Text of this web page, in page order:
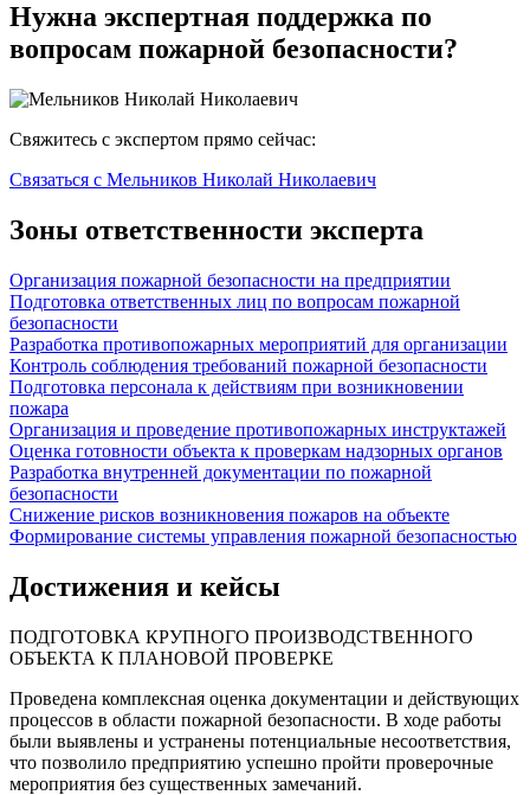
Нужна экспертная поддержка по
вопросам пожарной безопасности?
Свяжитесь с экспертом прямо сейчас:
Связаться с Мельников Николай Николаевич
Зоны ответственности эксперта
Организация пожарной безопасности на предприятии
Подготовка ответственных лиц по вопросам пожарной
безопасности
Разработка противопожарных мероприятий для организации
Контроль соблюдения требований пожарной безопасности
Подготовка персонала к действиям при возникновении
пожара
Организация и проведение противопожарных инструктажей
Оценка готовности объекта к проверкам надзорных органов
Разработка внутренней документации по пожарной
безопасности
Снижение рисков возникновения пожаров на объекте
Формирование системы управления пожарной безопасностью
Достижения и кейсы
ПОДГОТОВКА КРУПНОГО ПРОИЗВОДСТВЕННОГО
ОБЪЕКТА К ПЛАНОВОЙ ПРОВЕРКЕ
Проведена комплексная оценка документации и действующих
процессов в области пожарной безопасности. В ходе работы
были выявлены и устранены потенциальные несоответствия,
что позволило предприятию успешно пройти проверочные
мероприятия без существенных замечаний.